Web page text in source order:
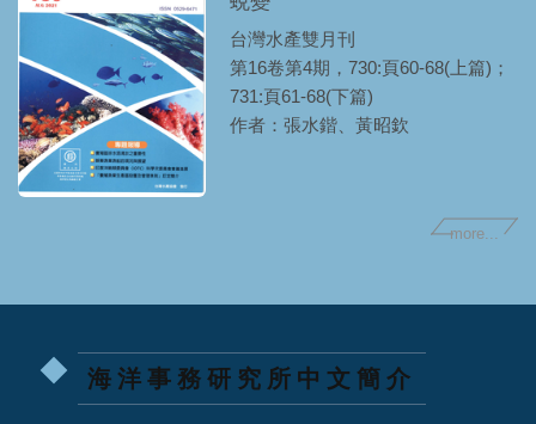
台灣水產雙月刊
第16卷第4期，730:頁60-68(上篇)；
731:頁61-68(下篇)
作者：張水鍇、黃昭欽
more...
海洋事務研究所中文簡介